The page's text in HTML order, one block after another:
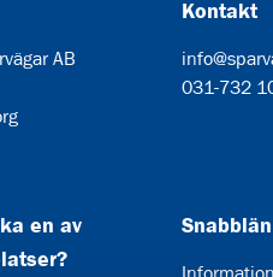
AB
Kontakt
031-732
en av